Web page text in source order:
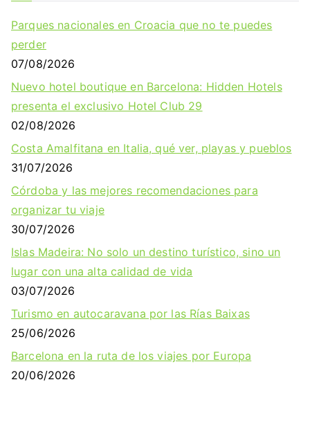
Parques nacionales en Croacia que no te puedes
perder
07/08/2026
Nuevo hotel boutique en Barcelona: Hidden Hotels
presenta el exclusivo Hotel Club 29
02/08/2026
Costa Amalfitana en Italia, qué ver, playas y pueblos
31/07/2026
Córdoba y las mejores recomendaciones para
organizar tu viaje
30/07/2026
Islas Madeira: No solo un destino turístico, sino un
lugar con una alta calidad de vida
03/07/2026
Turismo en autocaravana por las Rías Baixas
25/06/2026
Barcelona en la ruta de los viajes por Europa
20/06/2026